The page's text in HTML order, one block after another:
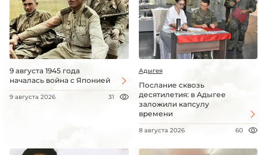
9 августа 1945 года
началась война с Японией
9 августа 2026 31
Адыгея
Послание сквозь
десятилетия: в Адыгее
заложили капсулу
времени
8 августа 2026 60